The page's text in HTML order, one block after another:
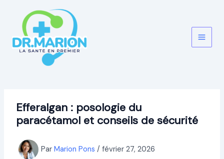
contenu
Efferalgan : posologie du
paracétamol et conseils de sécurité
Par Marion Pons / février 27, 2026